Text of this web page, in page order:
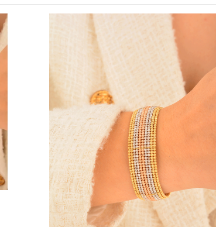
Cebeci 22 Ayar Taşlı Kırık
Kelepçe Altın Bilezik